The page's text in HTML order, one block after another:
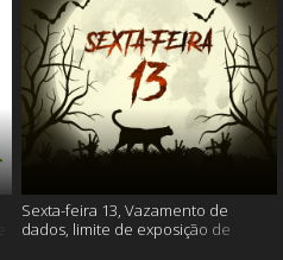
Sexta-feira 13, Vazamento de
dados, limite de exposição de